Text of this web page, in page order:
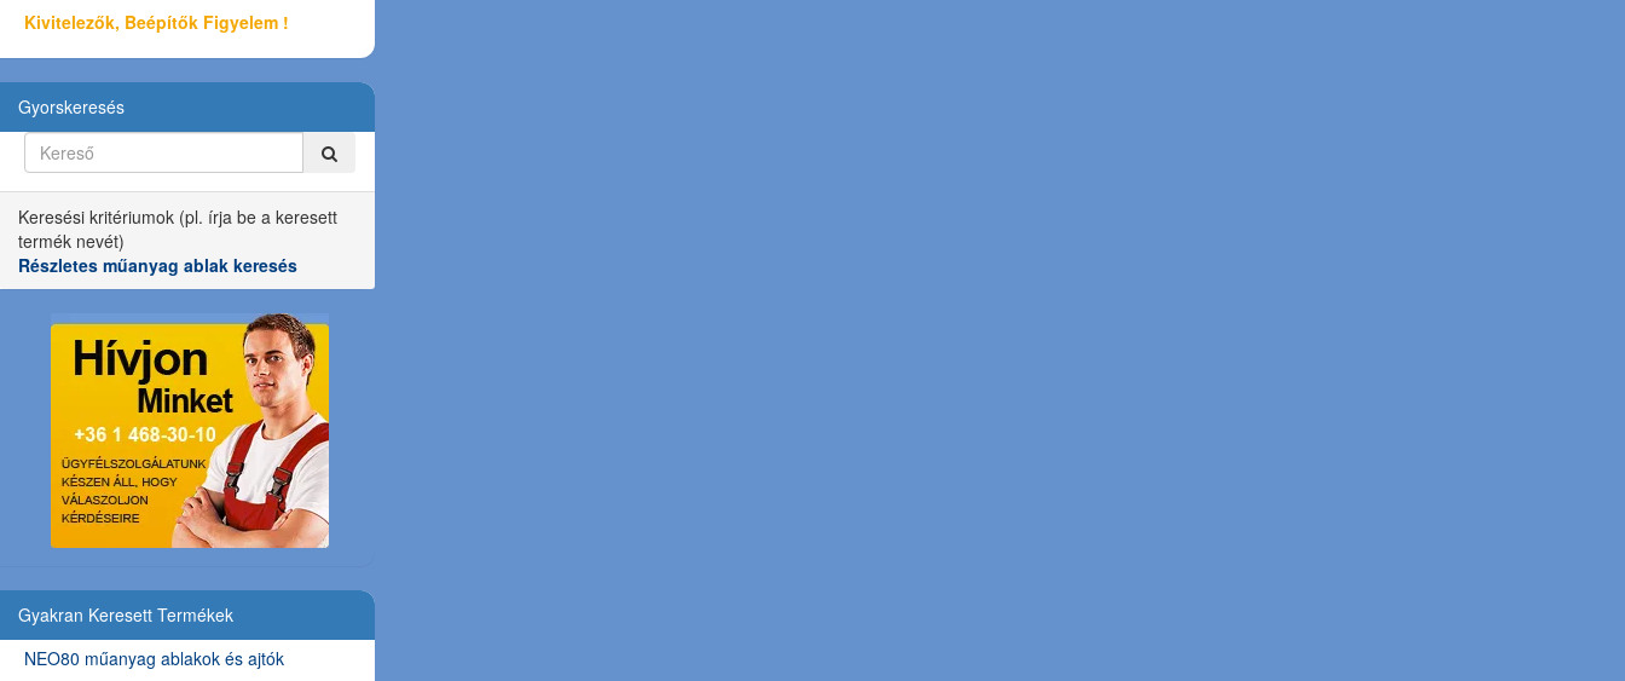
Kivitelezők, Beépítők Figyelem !
Gyorskeresés
Keresési kritériumok (pl. írja be a keresett
termék nevét)
Részletes műanyag ablak keresés
Gyakran Keresett Termékek
NEO80 műanyag ablakok és ajtók